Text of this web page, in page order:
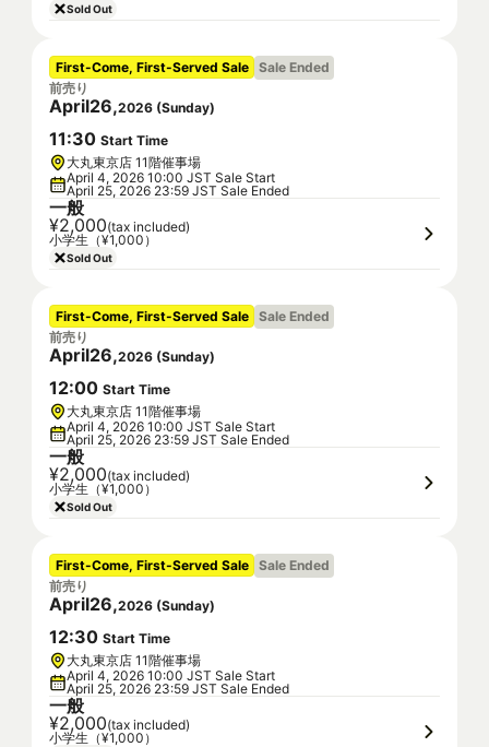
Sold Out
First-Come, First-Served Sale Sale Ended
前売り
April26,2026 (Sunday)
11:30 Start Time
大丸東京店 11階催事場
April 4, 2026 10:00 JST Sale Start
April 25, 2026 23:59 JST Sale Ended
一般
¥2,000(tax included)
小学生（¥1,000）
Sold Out
First-Come, First-Served Sale Sale Ended
前売り
April26,2026 (Sunday)
12:00 Start Time
大丸東京店 11階催事場
April 4, 2026 10:00 JST Sale Start
April 25, 2026 23:59 JST Sale Ended
一般
¥2,000(tax included)
小学生（¥1,000）
Sold Out
First-Come, First-Served Sale Sale Ended
前売り
April26,2026 (Sunday)
12:30 Start Time
大丸東京店 11階催事場
April 4, 2026 10:00 JST Sale Start
April 25, 2026 23:59 JST Sale Ended
一般
¥2,000(tax included)
小学生（¥1,000）